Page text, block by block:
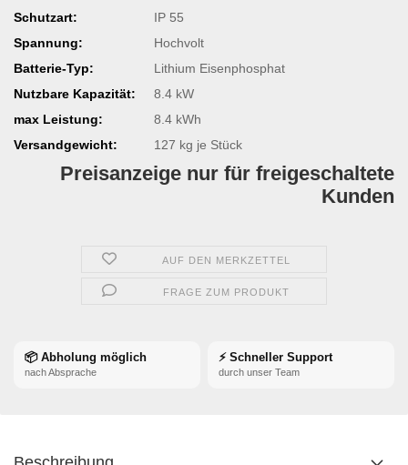
Schutzart:
IP 55
Spannung:
Hochvolt
Batterie-Typ:
Lithium Eisenphosphat
Nutzbare Kapazität:
8.4 kW
max Leistung:
8.4 kWh
Versandgewicht:
127 kg je Stück
Preisanzeige nur für freigeschaltete
Kunden
AUF DEN MERKZETTEL
FRAGE ZUM PRODUKT
📦 Abholung möglich
nach Absprache
⚡ Schneller Support
durch unser Team